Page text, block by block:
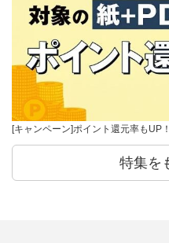
[キャンペーン]ポイント還元率もUP
特集を